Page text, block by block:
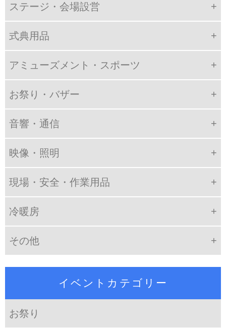
ステージ・会場設営
式典用品
アミューズメント・スポーツ
お祭り・バザー
音響・通信
映像・照明
現場・安全・作業用品
冷暖房
その他
イベントカテゴリー
お祭り